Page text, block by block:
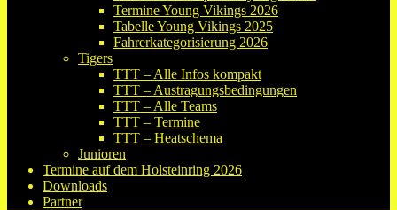
Termine Young Vikings 2026
Tabelle Young Vikings 2025
Fahrerkategorisierung 2026
Tigers
TTT – Alle Infos kompakt
TTT – Austragungsbedingungen
TTT – Alle Teams
TTT – Termine
TTT – Heatschema
Junioren
Termine auf dem Holsteinring 2026
Downloads
Partner